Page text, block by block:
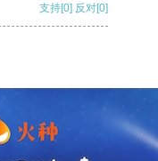
支持[0] 反对[0]